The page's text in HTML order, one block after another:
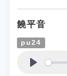
饒平音
pu24